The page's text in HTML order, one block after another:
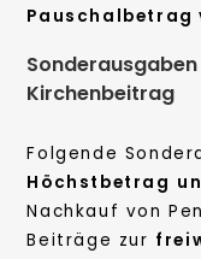
Pauschalbetrag
Kirchenbeitrag
Folgende
Höchstbetrag
Nachkauf von
Beiträge zur